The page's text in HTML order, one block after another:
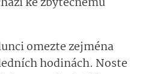
omezte zejména
hodinách. Noste